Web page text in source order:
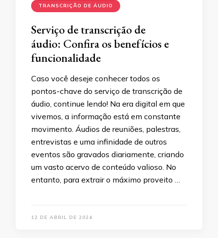
TRANSCRIÇÃO DE ÁUDIO
Serviço de transcrição de
áudio: Confira os benefícios e
funcionalidade
Caso você deseje conhecer todos os
pontos-chave do serviço de transcrição de
áudio, continue lendo! Na era digital em que
vivemos, a informação está em constante
movimento. Áudios de reuniões, palestras,
entrevistas e uma infinidade de outros
eventos são gravados diariamente, criando
um vasto acervo de conteúdo valioso. No
entanto, para extrair o máximo proveito …
12 DE ABRIL DE 2024